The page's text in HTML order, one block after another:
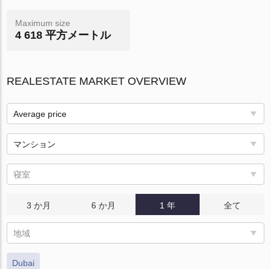
Maximum size
4 618 平方メートル
REALESTATE MARKET OVERVIEW
Average price
マンション
寝室
3 か月 6 か月 1 年 全て
地域
Dubai